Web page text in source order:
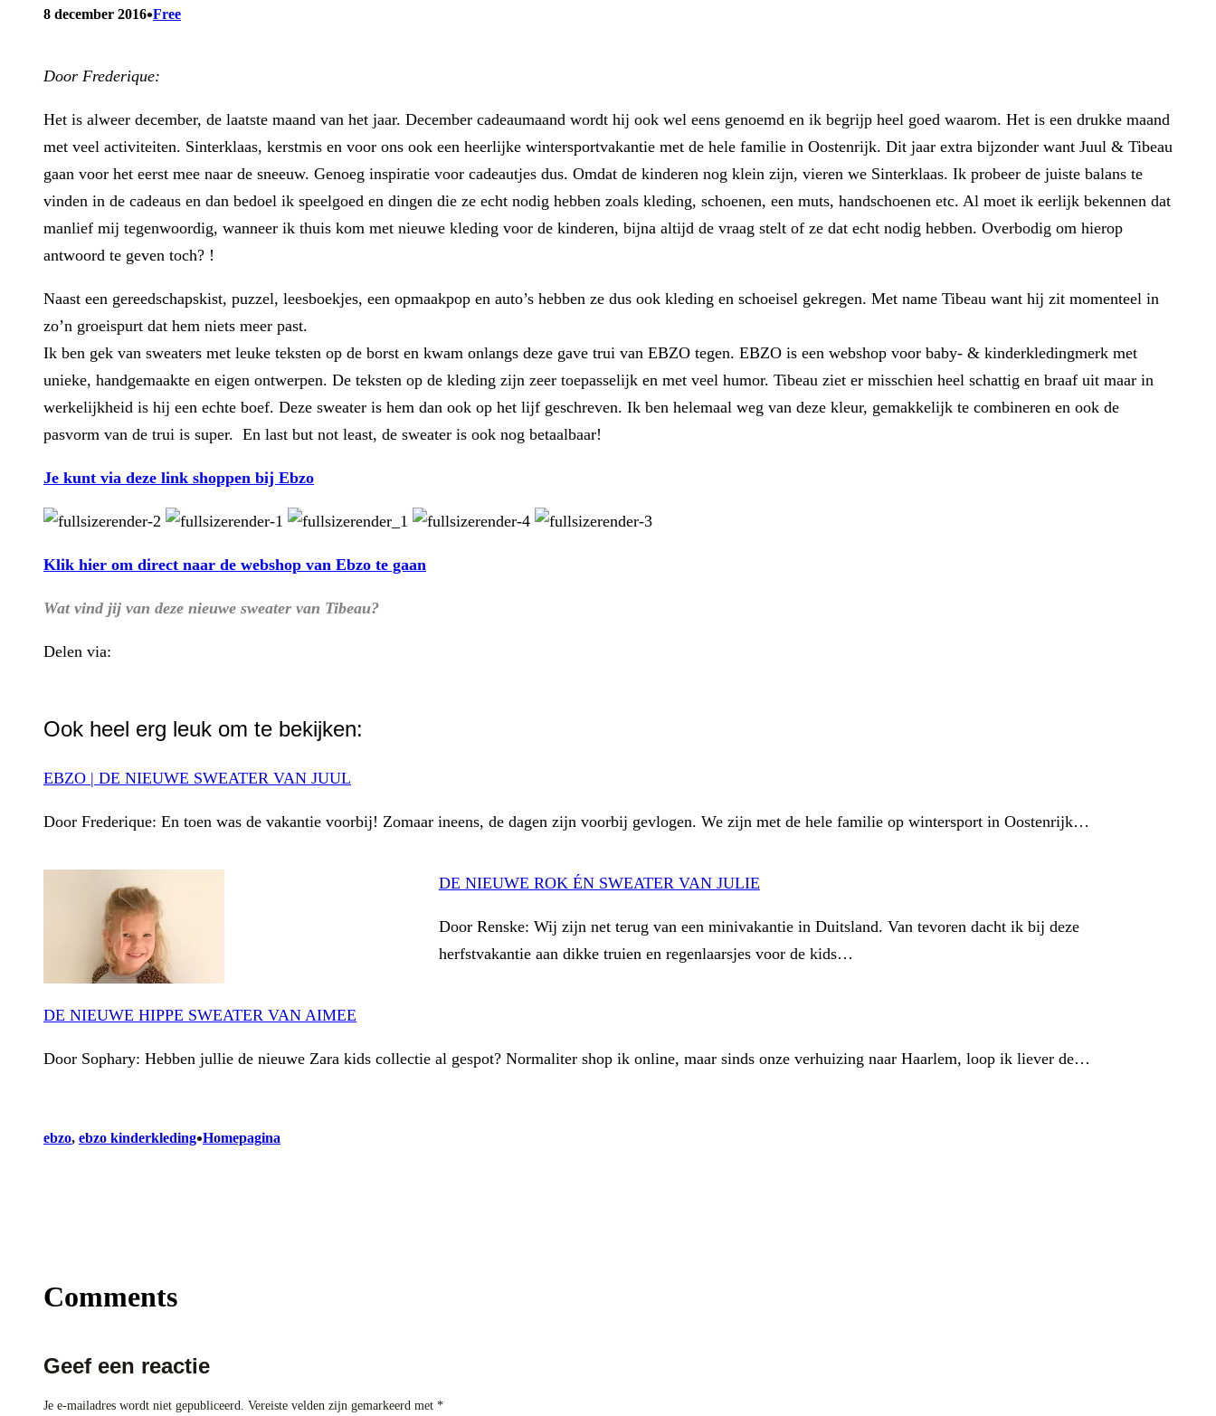
8 december 2016•Free
Door Frederique:
Het is alweer december, de laatste maand van het jaar. December cadeaumaand wordt hij ook wel eens genoemd en ik begrijp heel goed waarom. Het is een drukke maand
met veel activiteiten. Sinterklaas, kerstmis en voor ons ook een heerlijke wintersportvakantie met de hele familie in Oostenrijk. Dit jaar extra bijzonder want Juul & Tibeau
gaan voor het eerst mee naar de sneeuw. Genoeg inspiratie voor cadeautjes dus. Omdat de kinderen nog klein zijn, vieren we Sinterklaas. Ik probeer de juiste balans te
vinden in de cadeaus en dan bedoel ik speelgoed en dingen die ze echt nodig hebben zoals kleding, schoenen, een muts, handschoenen etc. Al moet ik eerlijk bekennen dat
manlief mij tegenwoordig, wanneer ik thuis kom met nieuwe kleding voor de kinderen, bijna altijd de vraag stelt of ze dat echt nodig hebben. Overbodig om hierop
antwoord te geven toch? !
Naast een gereedschapskist, puzzel, leesboekjes, een opmaakpop en auto’s hebben ze dus ook kleding en schoeisel gekregen. Met name Tibeau want hij zit momenteel in
zo’n groeispurt dat hem niets meer past.
Ik ben gek van sweaters met leuke teksten op de borst en kwam onlangs deze gave trui van EBZO tegen. EBZO is een webshop voor baby- & kinderkledingmerk met
unieke, handgemaakte en eigen ontwerpen. De teksten op de kleding zijn zeer toepasselijk en met veel humor. Tibeau ziet er misschien heel schattig en braaf uit maar in
werkelijkheid is hij een echte boef. Deze sweater is hem dan ook op het lijf geschreven. Ik ben helemaal weg van deze kleur, gemakkelijk te combineren en ook de
pasvorm van de trui is super. En last but not least, de sweater is ook nog betaalbaar!
Je kunt via deze link shoppen bij Ebzo
Klik hier om direct naar de webshop van Ebzo te gaan
Wat vind jij van deze nieuwe sweater van Tibeau?
Delen via:
Ook heel erg leuk om te bekijken:
EBZO | DE NIEUWE SWEATER VAN JUUL
Door Frederique: En toen was de vakantie voorbij! Zomaar ineens, de dagen zijn voorbij gevlogen. We zijn met de hele familie op wintersport in Oostenrijk…
DE NIEUWE ROK ÉN SWEATER VAN JULIE
Door Renske: Wij zijn net terug van een minivakantie in Duitsland. Van tevoren dacht ik bij deze
herfstvakantie aan dikke truien en regenlaarsjes voor de kids…
DE NIEUWE HIPPE SWEATER VAN AIMEE
Door Sophary: Hebben jullie de nieuwe Zara kids collectie al gespot? Normaliter shop ik online, maar sinds onze verhuizing naar Haarlem, loop ik liever de…
ebzo, ebzo kinderkleding•Homepagina
Comments
Geef een reactie
Je e-mailadres wordt niet gepubliceerd. Vereiste velden zijn gemarkeerd met *